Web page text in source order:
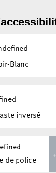
MOSAÏQUE
13:00 -
MOSAÏQUE
KulturPass
13:00 -
Blanc
inversé
de police
+